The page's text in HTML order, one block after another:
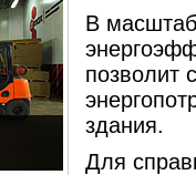
В
позволит
здания.
Для